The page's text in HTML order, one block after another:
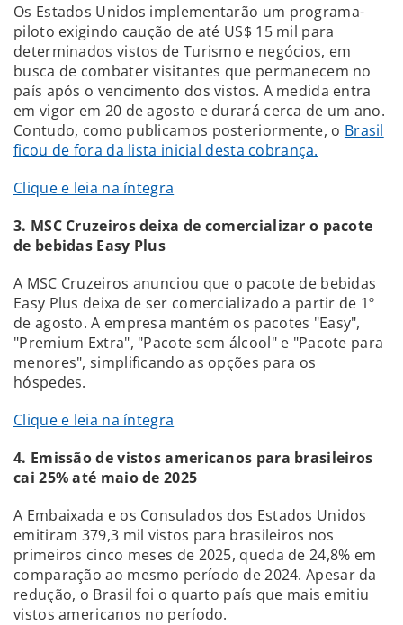
Os Estados Unidos implementarão um programa-
piloto exigindo caução de até US$ 15 mil para
determinados vistos de Turismo e negócios, em
busca de combater visitantes que permanecem no
país após o vencimento dos vistos. A medida entra
em vigor em 20 de agosto e durará cerca de um ano.
Contudo, como publicamos posteriormente, o Brasil
ficou de fora da lista inicial desta cobrança.
Clique e leia na íntegra
3. MSC Cruzeiros deixa de comercializar o pacote
de bebidas Easy Plus
A MSC Cruzeiros anunciou que o pacote de bebidas
Easy Plus deixa de ser comercializado a partir de 1º
de agosto. A empresa mantém os pacotes "Easy",
"Premium Extra", "Pacote sem álcool" e "Pacote para
menores", simplificando as opções para os
hóspedes.
Clique e leia na íntegra
4. Emissão de vistos americanos para brasileiros
cai 25% até maio de 2025
A Embaixada e os Consulados dos Estados Unidos
emitiram 379,3 mil vistos para brasileiros nos
primeiros cinco meses de 2025, queda de 24,8% em
comparação ao mesmo período de 2024. Apesar da
redução, o Brasil foi o quarto país que mais emitiu
vistos americanos no período.